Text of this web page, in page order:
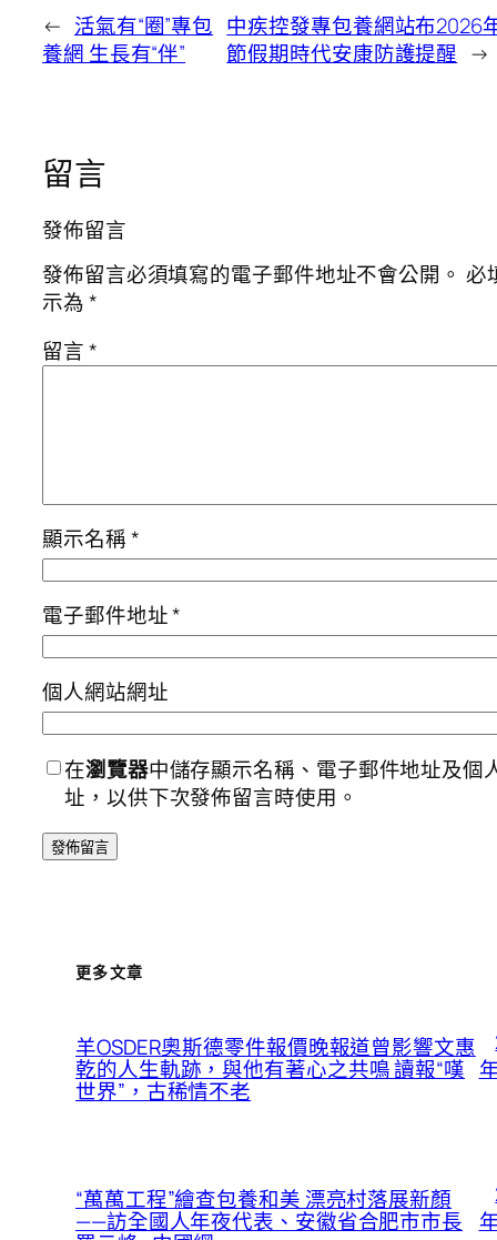
← 活氣有“圈”專包
養網 生長有“伴”
中疾控發專包養網站布2026
節假期時代安康防護提醒 →
留言
發佈留言
發佈留言必須填寫的電子郵件地址不會公開。 必
示為*
留言*
顯示名稱*
電子郵件地址*
個人網站網址
在瀏覽器中儲存顯示名稱、電子郵件地址及個
址，以供下次發佈留言時使用。
更多文章
羊OSDER奧斯德零件報價晚報道曾影響文惠
乾的人生軌跡，與他有著心之共鳴 讀報“嘆
世界”，古稀情不老
“萬萬工程”繪查包養和美 漂亮村落展新顏
——訪全國人年夜代表、安徽省合肥市市長